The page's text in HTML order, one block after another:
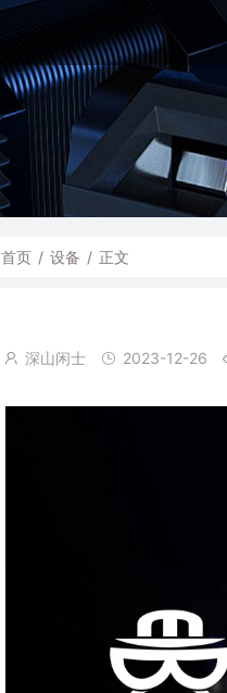
首页 / 设备 / 正文
深山闲士 2023-12-26